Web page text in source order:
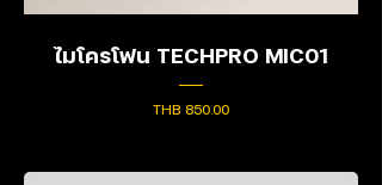
ไมโครโฟน TECHPRO MIC01
Price
THB 850.00